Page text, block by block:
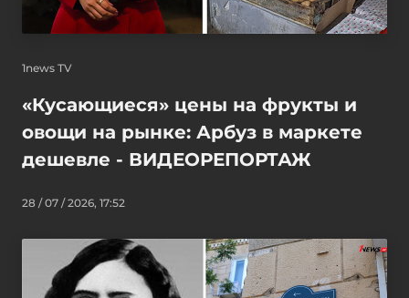
1news TV
«Кусающиеся» цены на фрукты и
овощи на рынке: Арбуз в маркете
дешевле - ВИДЕОРЕПОРТАЖ
28 / 07 / 2026, 17:52